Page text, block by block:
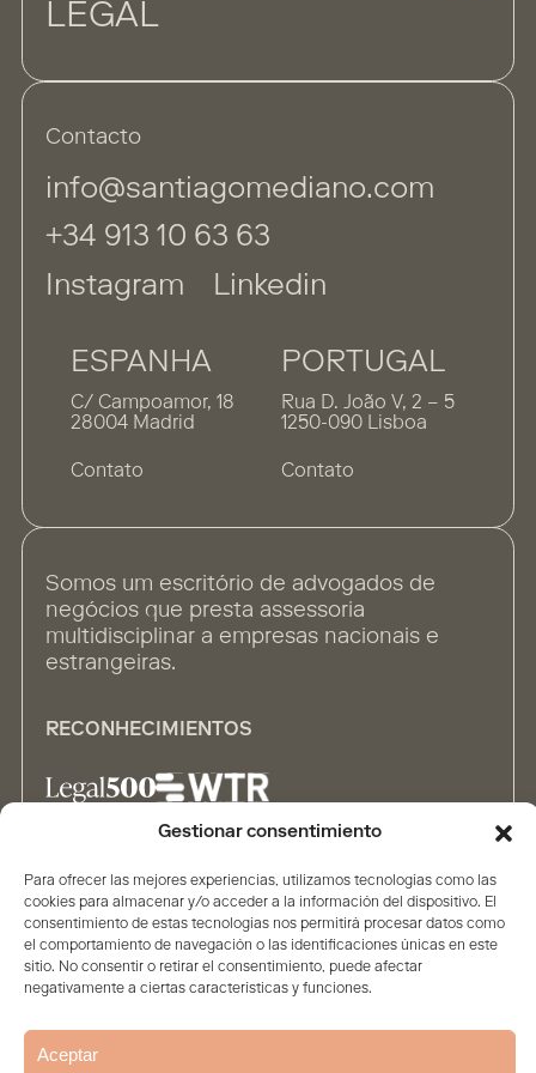
Gestionar consentimiento
Para ofrecer las mejores experiencias, utilizamos tecnologías como las
cookies para almacenar y/o acceder a la información del dispositivo. El
consentimiento de estas tecnologías nos permitirá procesar datos como
el comportamiento de navegación o las identificaciones únicas en este
sitio. No consentir o retirar el consentimiento, puede afectar
negativamente a ciertas características y funciones.
Aceptar
Contacto
info@santiagomediano.com
+34 913 10 63 63
Instagram
Linkedin
ESPANHA
C/ Campoamor, 18
28004 Madrid
Contato
PORTUGAL
Rua D. João V, 2 – 5
1250-090 Lisboa
Contato
LEGAL
Somos um escritório de advogados de
negócios que presta assessoria
multidisciplinar a empresas nacionais e
estrangeiras.
RECONHECIMIENTOS
ALIANÇAS
Home